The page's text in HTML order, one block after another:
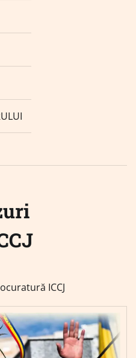
ICCJ